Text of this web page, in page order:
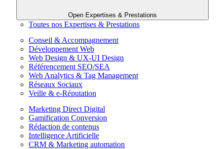
Open Expertises & Prestations
Toutes nos Expertises & Prestations
Conseil & Accompagnement
Développement Web
Web Design & UX-UI Design
Référencement SEO/SEA
Web Analytics & Tag Management
Réseaux Sociaux
Veille & e-Réputation
Marketing Direct Digital
Gamification Conversion
Rédaction de contenus
Intelligence Artificielle
CRM & Marketing automation